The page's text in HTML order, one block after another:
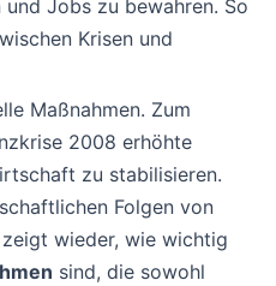
Jobs zu bewahren. So
Krisen und
Maßnahmen. Zum
2008 erhöhte
zu stabilisieren.
Folgen von
wieder, wie wichtig
sind, die sowohl